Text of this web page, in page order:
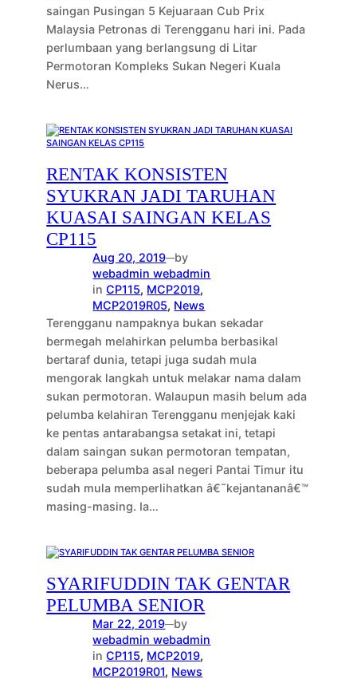
saingan Pusingan 5 Kejuaraan Cub Prix
Malaysia Petronas di Terengganu hari ini. Pada
perlumbaan yang berlangsung di Litar
Permotoran Kompleks Sukan Negeri Kuala
Nerus…
RENTAK KONSISTEN
SYUKRAN JADI TARUHAN
KUASAI SAINGAN KELAS
CP115
Aug 20, 2019—by
webadmin webadmin
inCP115, MCP2019
MCP2019R05, News
Terengganu nampaknya bukan sekadar
bermegah melahirkan pelumba berbasikal
bertaraf dunia, tetapi juga sudah mula
mengorak langkah untuk melakar nama dalam
sukan permotoran. Walaupun masih belum ada
pelumba kelahiran Terengganu menjejak kaki
ke pentas antarabangsa setakat ini, tetapi
dalam saingan sukan permotoran tempatan,
beberapa pelumba asal negeri Pantai Timur itu
sudah mula memperlihatkan â€˜kejantananâ€™
masing-masing. Ia…
SYARIFUDDIN TAK GENTAR
PELUMBA SENIOR
Mar 22, 2019—by
webadmin webadmin
inCP115, MCP2019
MCP2019R01, News